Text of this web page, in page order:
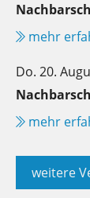
mehr
Do. 20.
mehr
weitere